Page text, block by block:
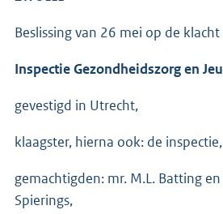
Beslissing van 26 mei op de klacht
Inspectie Gezondheidszorg en
gevestigd in Utrecht,
klaagster, hierna ook: de inspectie,
gemachtigden: mr. M.L. Batting en
Spierings,